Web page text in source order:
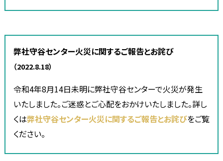
弊社守谷センター火災に関するご報告とお詫び
（2022.8.18）
令和4年8月14日未明に弊社守谷センターで火災が発生
いたしました。ご迷惑とご心配をおかけいたしました。詳し
くは弊社守谷センター火災に関するご報告とお詫びをご覧
ください。